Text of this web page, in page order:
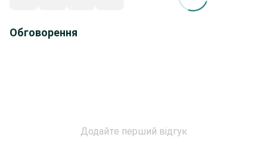
Обговорення
Додайте перший відгук